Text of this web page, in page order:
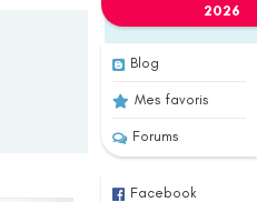
2026
Blog
Mes favoris
Forums
Facebook